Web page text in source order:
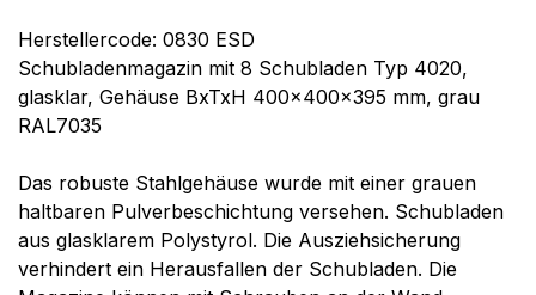
Herstellercode: 0830 ESD
Schubladenmagazin mit 8 Schubladen Typ 4020,
glasklar, Gehäuse BxTxH 400x400x395 mm, grau
RAL7035
Das robuste Stahlgehäuse wurde mit einer grauen
haltbaren Pulverbeschichtung versehen. Schubladen
aus glasklarem Polystyrol. Die Ausziehsicherung
verhindert ein Herausfallen der Schubladen. Die